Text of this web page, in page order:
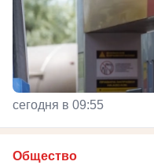
сегодня в 09:55
Общество